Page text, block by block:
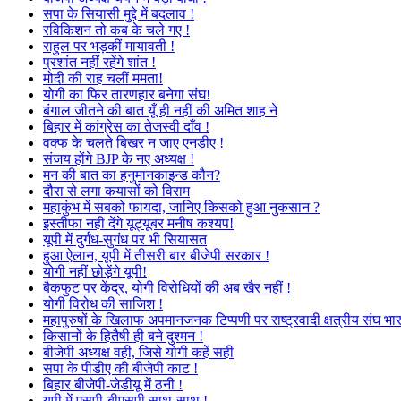
सपा के सियासी मुद्दे में बदलाव !
रविकिशन तो कब के चले गए !
राहुल पर भड़कीं मायावती !
प्रशांत नहीं रहेंगे शांत !
मोदी की राह चलीं ममता!
योगी का फिर तारणहार बनेगा संघ!
बंगाल जीतने की बात यूँ ही नहीं की अमित शाह ने
बिहार में कांग्रेस का तेजस्वी दाँव !
वक्फ के चलते बिखर न जाए एनडीए !
संजय होंगे BJP के नए अध्यक्ष !
मन की बात का हनुमानकाइन्ड कौन?
दौरा से लगा कयासों को विराम
महाकुंभ में सबको फायदा, जानिए किसको हुआ नुकसान ?
इस्तीफा नही देंगे यूट्यूबर मनीष कश्यप!
यूपी में दुर्गंध-सुगंध पर भी सियासत
हुआ ऐलान, यूपी में तीसरी बार बीजेपी सरकार !
योगी नहीं छोड़ेंगे यूपी!
बैकफुट पर केंद्र, योगी विरोधियों की अब खैर नहीं !
योगी विरोध की साजिश !
महापुरुषों के खिलाफ अपमानजनक टिप्पणी पर राष्ट्रवादी क्षत्रीय संघ
किसानों के हितैषी ही बने दुश्मन !
बीजेपी अध्यक्ष वही, जिसे योगी कहें सही
सपा के पीडीए की बीजेपी काट !
बिहार बीजेपी-जेडीयू में ठनी !